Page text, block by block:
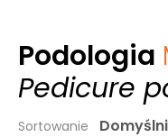
Podologia
Pedicure
Sortowanie